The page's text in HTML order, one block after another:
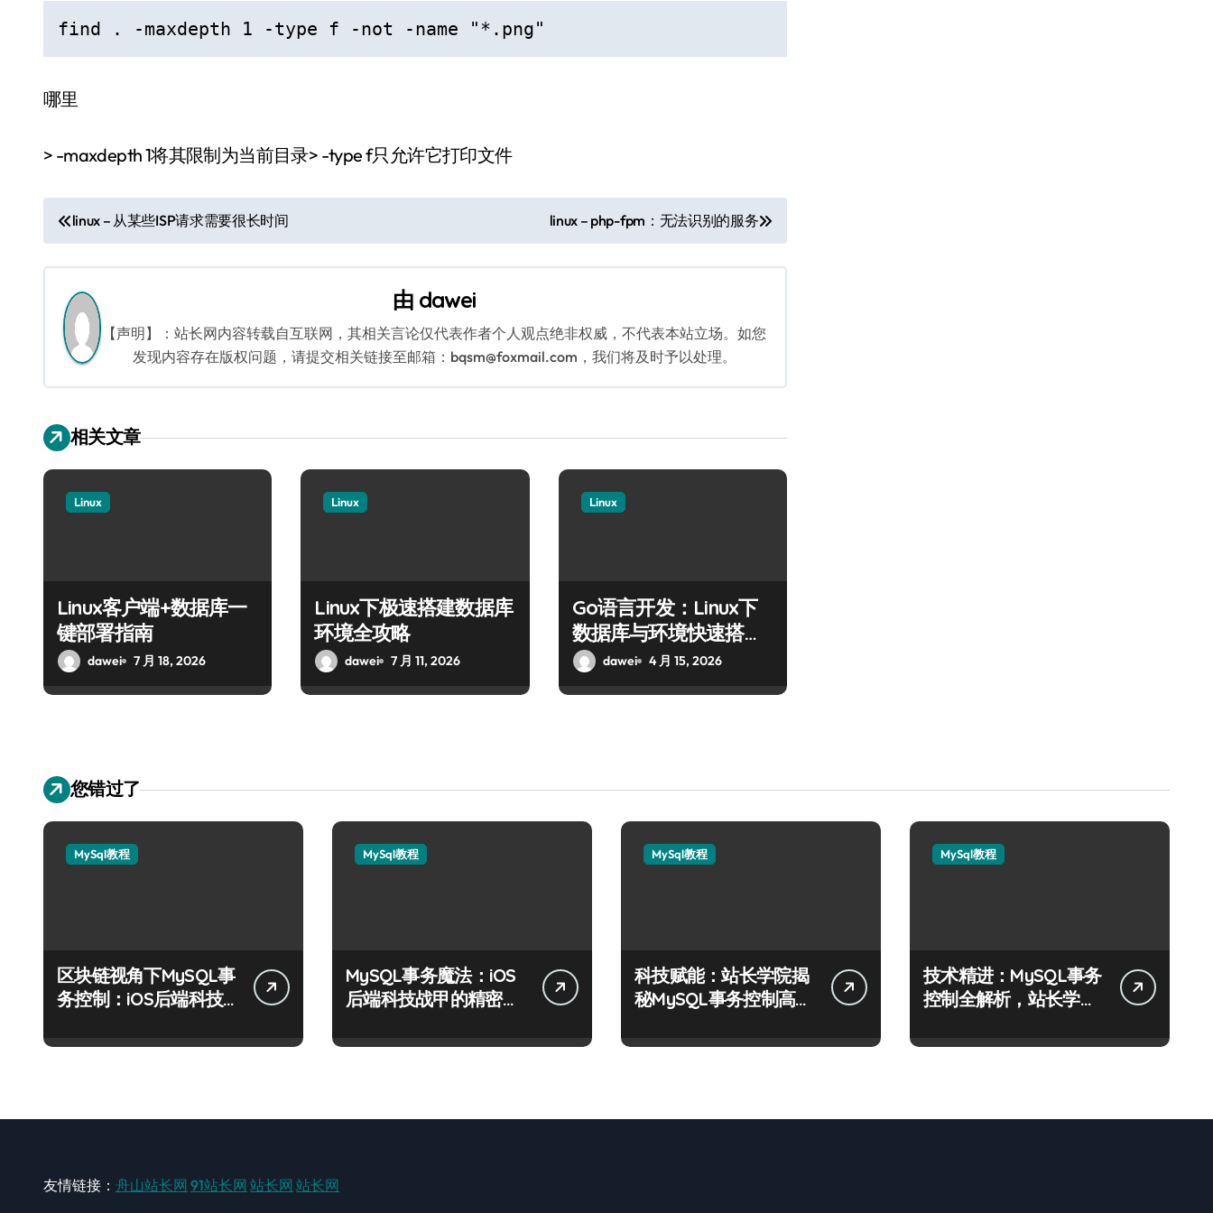
find . -maxdepth 1 -type f -not -name "*.png"
哪里
> -maxdepth 1将其限制为当前目录> -type f只允许它打印文件
文
章
导
航
linux – 从某些ISP请求需要很长时间 linux – php-fpm：无法识别的服务
由 dawei
【声明】：站长网内容转载自互联网，其相关言论仅代表作者个人观点绝非权威，不代表本站立场。如您
发现内容存在版权问题，请提交相关链接至邮箱：bqsm@foxmail.com，我们将及时予以处理。
相关文章
Linux
Linux客户端+数据库一
键部署指南
dawei 7 月 18, 2026
Linux
Linux下极速搭建数据库
环境全攻略
dawei 7 月 11, 2026
Linux
Go语言开发：Linux下
数据库与环境快速搭建
指南dawei 4 月 15, 2026
您错过了
MySql教程
区块链视角下MySQL事
务控制：iOS后端科技
MySql教程
MySQL事务魔法：iOS
后端科技战甲的精密控
MySql教程
科技赋能：站长学院揭
秘MySQL事务控制高阶
MySql教程
技术精进：MySQL事务
控制全解析，站长学院
友情链接： 舟山站长网 91站长网 站长网 站长网